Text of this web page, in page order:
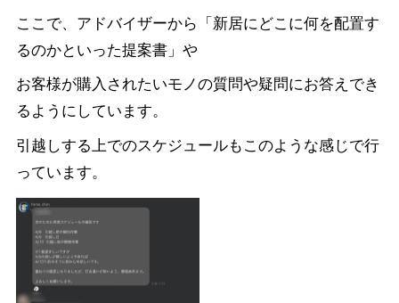
ここで、アドバイザーから「新居にどこに何を配置す
るのかといった提案書」や
お客様が購入されたいモノの質問や疑問にお答えでき
るようにしています。
引越しする上でのスケジュールもこのような感じで行
っています。